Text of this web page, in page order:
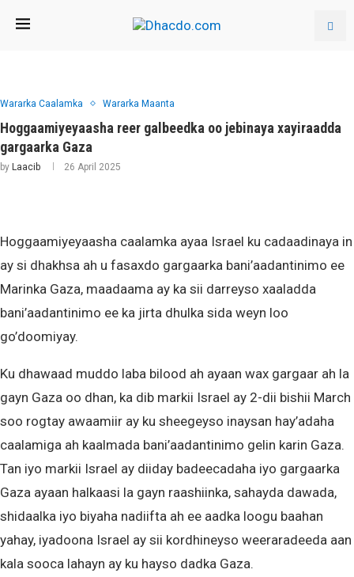
Wararka Caalamka Wararka Maanta
Hoggaamiyeyaasha reer galbeedka oo jebinaya xayiraadda
gargaarka Gaza
by Laacib 26 April 2025
Hoggaamiyeyaasha caalamka ayaa Israel ku cadaadinaya in
ay si dhakhsa ah u fasaxdo gargaarka bani’aadantinimo ee
Marinka Gaza, maadaama ay ka sii darreyso xaaladda
bani’aadantinimo ee ka jirta dhulka sida weyn loo
go’doomiyay.
Ku dhawaad muddo laba bilood ah ayaan wax gargaar ah la
gayn Gaza oo dhan, ka dib markii Israel ay 2-dii bishii March
soo rogtay awaamiir ay ku sheegeyso inaysan hay’adaha
caalamiga ah kaalmada bani’aadantinimo gelin karin Gaza.
Tan iyo markii Israel ay diiday badeecadaha iyo gargaarka
Gaza ayaan halkaasi la gayn raashiinka, sahayda dawada,
shidaalka iyo biyaha nadiifta ah ee aadka loogu baahan
yahay, iyadoona Israel ay sii kordhineyso weeraradeeda aan
kala sooca lahayn ay ku hayso dadka Gaza.